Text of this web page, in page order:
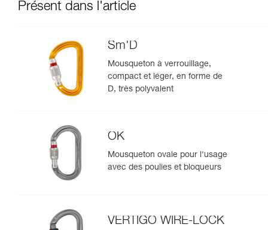
Présent dans l'article
Sm'D
Mousqueton à verrouillage,
compact et léger, en forme de
D, très polyvalent
OK
Mousqueton ovale pour l'usage
avec des poulies et bloqueurs
VERTIGO WIRE-LOCK